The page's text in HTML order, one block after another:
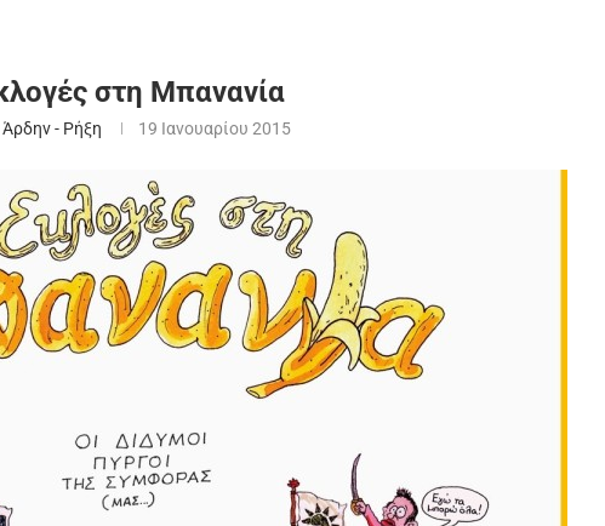
στη Μπανανία
Άρδην - Ρήξη 19 Ιανουαρίου 2015